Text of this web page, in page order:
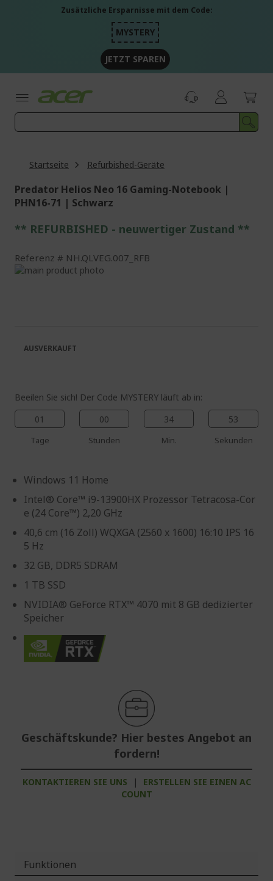
Zusätzliche Ersparnisse mit dem Code:
MYSTERY
JETZT SPAREN
Startseite Refurbished-Geräte
Predator Helios Neo 16 Gaming-Notebook |
PHN16-71 | Schwarz
** REFURBISHED - neuwertiger Zustand **
Referenz NH.QLVEG.007_RFB
Zum
Beeilen Sie sich! Der Code MYSTERY läuft ab in:
01
Tage
00
Stunden
34
Min.
52
Sekunden
Windows 11 Home
Intel® Core™ i9-13900HX Prozessor Tetracosa-Cor
e (24 Core™) 2,20 GHz
40,6 cm (16 Zoll) WQXGA (2560 x 1600) 16:10 IPS 16
5 Hz
32 GB, DDR5 SDRAM
1 TB SSD
NVIDIA® GeForce RTX™ 4070 mit 8 GB dedizierter
Speicher
Geschäftskunde? Hier bestes Angebot an
fordern!
KONTAKTIEREN SIE UNS |
ERSTELLEN SIE EINEN AC
COUNT
AUSVERKAUFT
Funktionen